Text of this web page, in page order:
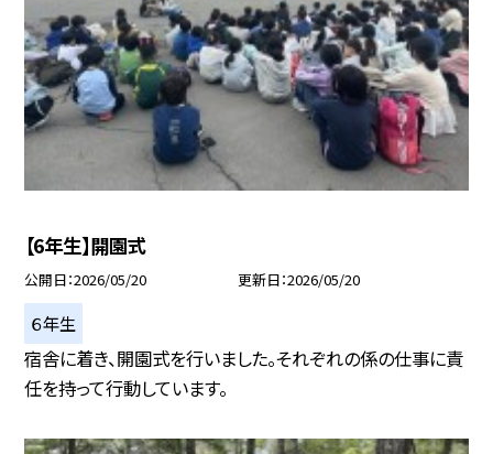
【6年生】開園式
公開日 2026/05/20 更新日 2026/05/20
６年生
宿舎に着き、開園式を行いました。それぞれの係の仕事に責
任を持って行動しています。